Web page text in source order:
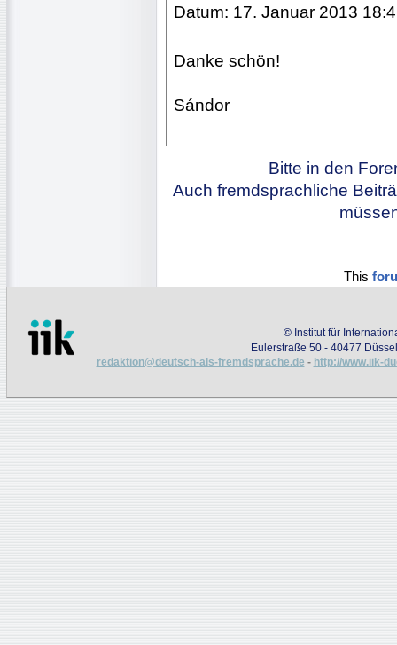
Datum: 17. Januar 2013
Danke schön!
Sándor
Bitte in den
Auch fremdsprachliche
This
© Institut für
Eulerstraße 50 - 40477
redaktion@deutsch-als-fremdsprache.de - http://www.iik-